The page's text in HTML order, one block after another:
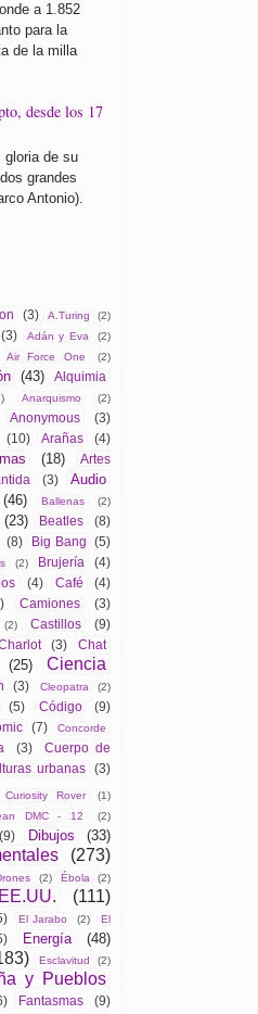
a 1.852
para la
de la milla
desde los 17
gloria de su
grandes
Antonio).
(3) A.Turing (2)
(3) Adán y Eva
(2)
Air Force One
(2)
(43)
Alquimia
Anarquismo (2)
Anonymous (3)
(10) Arañas
(4)
(18)
Artes
(3)
Audio
(46) Ballenas (2)
(23) Beatles (8)
(8) Big Bang (5)
(2) Brujería (4)
(4) Café
(4)
Camiones
(3)
(2) Castillos (9)
(3)
Chat
(25)
Ciencia
(3) Cleopatra (2)
(5) Código
(9)
(7)
Concorde
(3)
Cuerpo de
urbanas (3)
Curiosity Rover (1)
DMC - 12 (2)
(9) Dibujos (33)
(273)
(2) Ébola (2)
EE.UU. (111)
El Jarabo (2)
El
Energía
(48)
Esclavitud
(2)
y Pueblos
Fantasmas (9)